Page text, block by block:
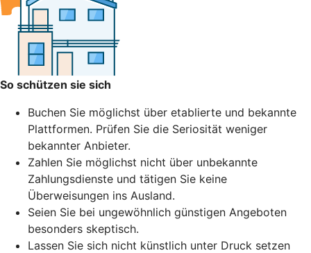
So schützen sie sich
Buchen Sie möglichst über etablierte und bekannte
Plattformen. Prüfen Sie die Seriosität weniger
bekannter Anbieter.
Zahlen Sie möglichst nicht über unbekannte
Zahlungsdienste und tätigen Sie keine
Überweisungen ins Ausland.
Seien Sie bei ungewöhnlich günstigen Angeboten
besonders skeptisch.
Lassen Sie sich nicht künstlich unter Druck setzen